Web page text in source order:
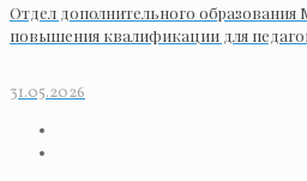
Отдел дополнительного образования
повышения квалификации для
31.05.2026